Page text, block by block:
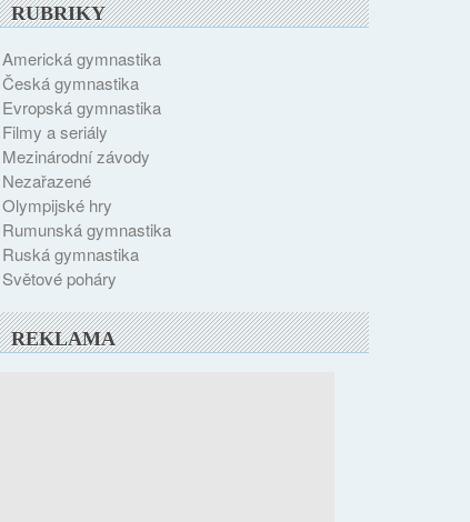
RUBRIKY
Americká gymnastika
Česká gymnastika
Evropská gymnastika
Filmy a seriály
Mezinárodní závody
Nezařazené
Olympijské hry
Rumunská gymnastika
Ruská gymnastika
Světové poháry
REKLAMA